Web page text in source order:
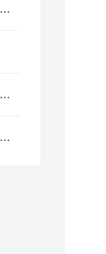
回转式机械格栅在污水处理厂运用有哪些功能?
回转式机械格栅除污机高效解决水体污染问题
回转式机械格栅是给排水预处理除污成套设备产品之一